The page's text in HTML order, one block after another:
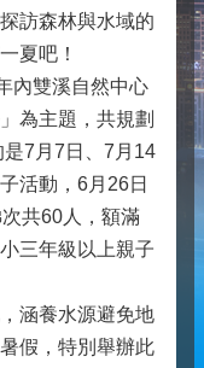
訪森林與水域的
夏吧！
雙溪自然中心
為主題，共規劃
7月7日、7月14
活動，6月26日
共60人，額滿
三年級以上親子
涵養水源避免地
假，特別舉辦此